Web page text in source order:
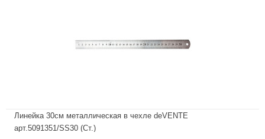
Линейка 30см металлическая в чехле deVENTE
арт.5091351/SS30 (Ст.)